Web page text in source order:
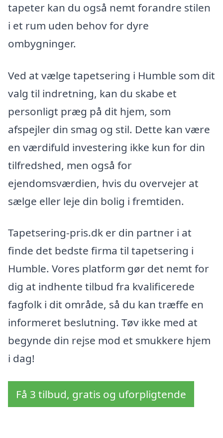
tapeter kan du også nemt forandre stilen
i et rum uden behov for dyre
ombygninger.
Ved at vælge tapetsering i Humble som dit
valg til indretning, kan du skabe et
personligt præg på dit hjem, som
afspejler din smag og stil. Dette kan være
en værdifuld investering ikke kun for din
tilfredshed, men også for
ejendomsværdien, hvis du overvejer at
sælge eller leje din bolig i fremtiden.
Tapetsering-pris.dk er din partner i at
finde det bedste firma til tapetsering i
Humble. Vores platform gør det nemt for
dig at indhente tilbud fra kvalificerede
fagfolk i dit område, så du kan træffe en
informeret beslutning. Tøv ikke med at
begynde din rejse mod et smukkere hjem
i dag!
Få 3 tilbud, gratis og uforpligtende